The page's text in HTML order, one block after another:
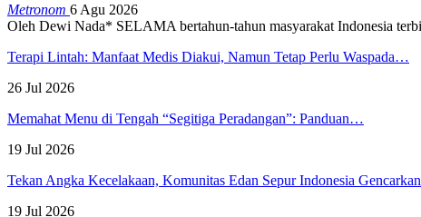
Metronom 6 Agu 2026
Oleh Dewi Nada* SELAMA bertahun-tahun masyarakat Indonesia
Terapi Lintah: Manfaat Medis Diakui, Namun Tetap Perlu Waspada…
26 Jul 2026
Memahat Menu di Tengah “Segitiga Peradangan”: Panduan…
19 Jul 2026
Tekan Angka Kecelakaan, Komunitas Edan Sepur Indonesia
19 Jul 2026